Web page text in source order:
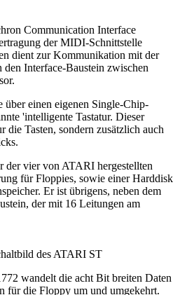
Communication Interface
der MIDI-Schnittstelle
dient zur Kommunikation mit der
den Interface-Baustein zwischen
über einen eigenen Single-Chip-
'intelligente Tastatur. Dieser
die Tasten, sondern zusätzlich auch
vier von ATARI hergestellten
für Floppies, sowie einer Harddisk
Er ist übrigens, neben dem
der mit 16 Leitungen am
des ATARI ST
wandelt die acht Bit breiten Daten
für die Floppy um und umgekehrt.